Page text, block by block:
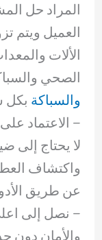
المراد حل
العميل ويتم
الألات
الصحي
والسباكة بكل
– ‏الاعتماد
لا يحتاج إلى
واكتشاف
عن طريق
– ‏نصل إلى
والأمان دون